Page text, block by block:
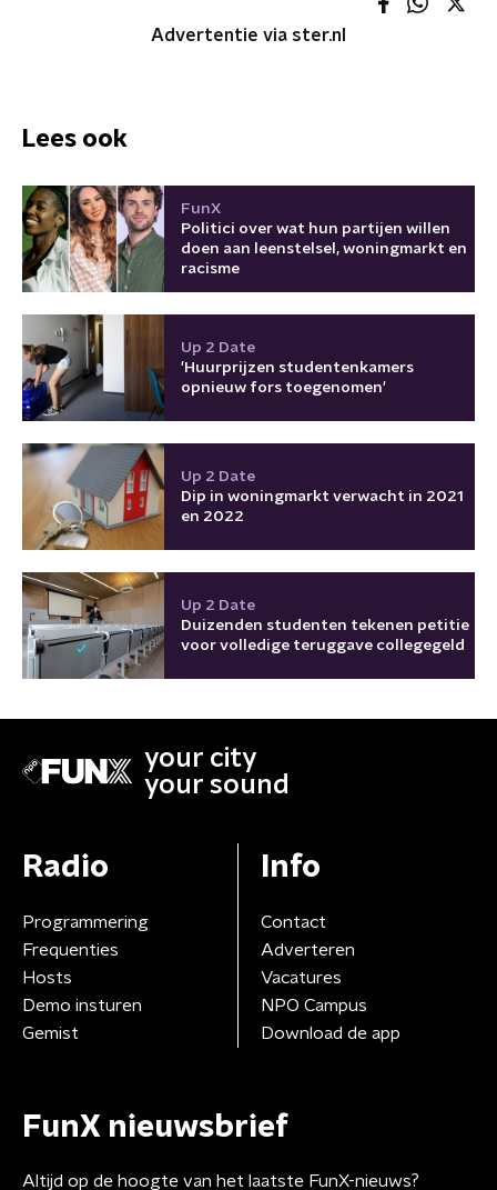
Advertentie via ster.nl
Lees ook
FunX
Politici over wat hun partijen willen
doen aan leenstelsel, woningmarkt en
racisme
Up 2 Date
'Huurprijzen studentenkamers
opnieuw fors toegenomen'
Up 2 Date
Dip in woningmarkt verwacht in 2021
en 2022
Up 2 Date
Duizenden studenten tekenen petitie
voor volledige teruggave collegegeld
your city
your sound
Radio
Programmering
Frequenties
Hosts
Demo insturen
Gemist
Info
Contact
Adverteren
Vacatures
NPO Campus
Download de app
FunX nieuwsbrief
Altijd op de hoogte van het laatste FunX-nieuws?